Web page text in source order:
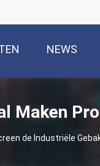
NEWS
Maken
de Industriële